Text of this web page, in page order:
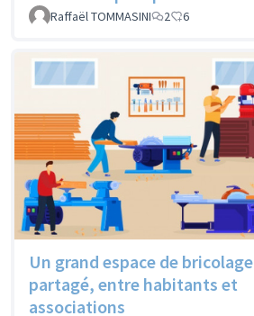
Raffaël TOMMASINI
2 6
Un grand espace de bricolage
partagé, entre habitants et
associations